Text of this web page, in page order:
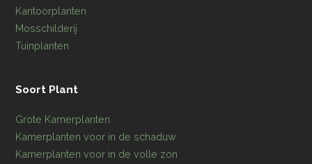
Kantoorplanten
Mosschilderij
Tuinplanten
Soort Plant
Grote Kamerplanten
Kamerplanten voor in de schaduw
Kamerplanten voor in de volle zon